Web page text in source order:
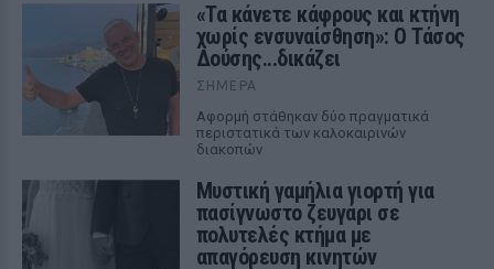
«Τα κάνετε κάφρους και κτήνη
χωρίς ενσυναίσθηση»: Ο Τάσος
Δούσης...δικάζει
ΣΉΜΕΡΑ
Αφορμή στάθηκαν δύο πραγματικά
περιστατικά των καλοκαιρινών
διακοπών
Μυστική γαμήλια γιορτή για
πασίγνωστο ζευγάρι σε
πολυτελές κτήμα με
απαγόρευση κινητών